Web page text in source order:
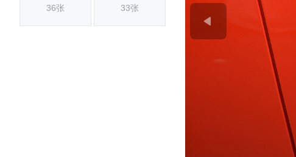
36张 33张